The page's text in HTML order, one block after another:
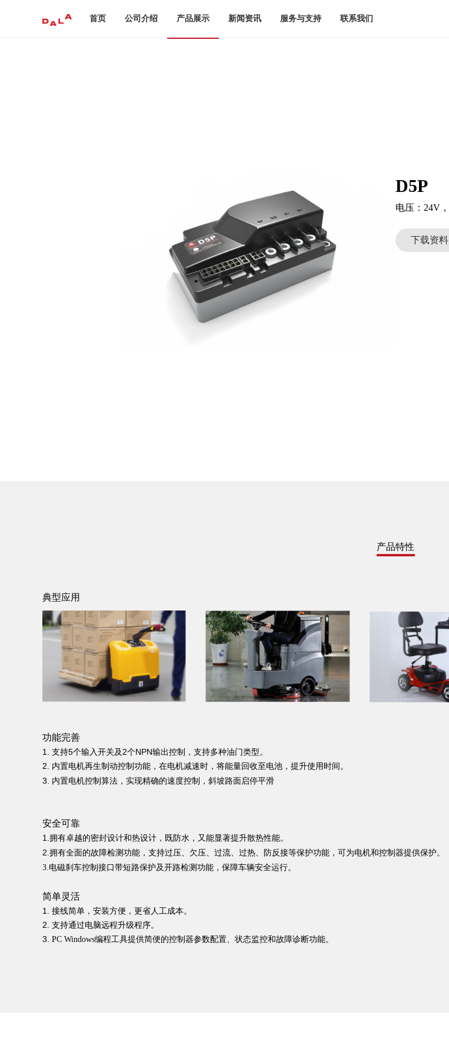
首页 公司介绍 产品展示 新闻资讯 服务与支持 联系我们
D5P
下载资料
产品特性
典型应用
功能完善
1. 支持5个输入开关及2个NPN输出控制，支持多种油门类型。
2. 内置电机再生制动控制功能，在电机减速时，将能量回收至电池，提升使用时间 。
3. 内置电机控制算法， 实现精确的速度控制，斜坡路⾯启停平滑
安全可靠
1. 拥有卓越的密封设计和热设计，既防水，又能显著提升散热性能。
2. 拥有全面的故障检测功能，支持过压、欠压、过流、过热、防反接等保护功能，可为电机和控制器提供保护。
3.电磁刹⻋控制接口带短路保护及开路检测功能，保障⻋辆安全运⾏。
简单灵活
1. 接线简单，安装方便，更省人工成本。
2. ⽀持通过电脑远程升级程序。
3. PC Windows编程⼯具提供简便的控制器参数配置、状态监控和故障诊断功能。